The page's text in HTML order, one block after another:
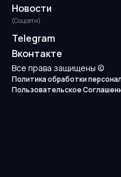
Новости
(Соцсети)
Telegram
Вконтакте
Все права защищены ©
Политика обработки
Пользовательское